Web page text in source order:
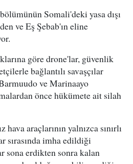
Somali'deki yasa dışı
ve Eş Şebab'ın eline
göre drone'lar, güvenlik
bağlantılı savaşçılar
ve Marinaayo
önce hükümete ait silah
araçlarının yalnızca sınırlı
sırasında imha edildiği
sona erdikten sonra kalan